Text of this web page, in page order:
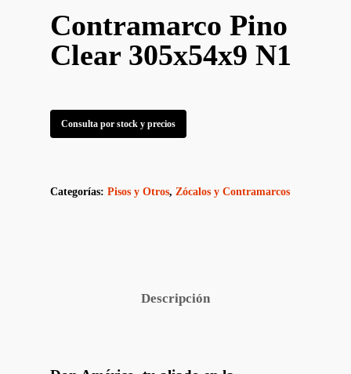
Contramarco Pino
Clear 305x54x9 N1
Consulta por stock y precios
Categorías: Pisos y Otros, Zócalos y Contramarcos
Descripción